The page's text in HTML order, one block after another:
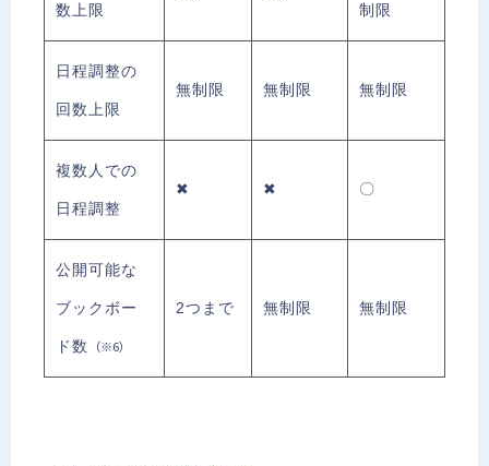
数上限 制限
日程調整の
回数上限
無制限 無制限 無制限
複数人での
日程調整
✖ ✖ 〇
公開可能な
ブックボー
ド数 （※6）
2つまで 無制限 無制限